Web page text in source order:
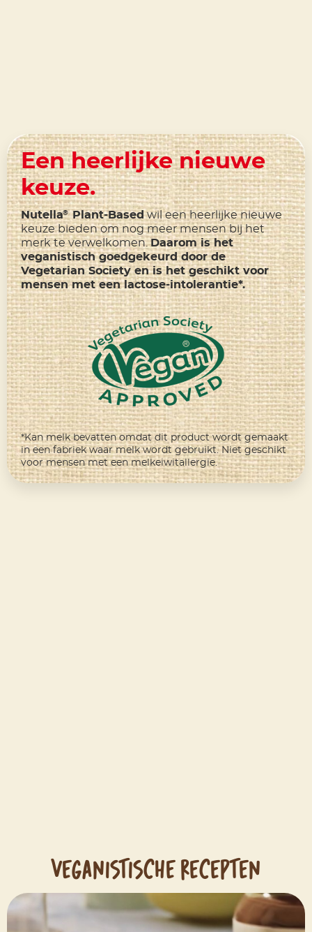
Een heerlijke nieuwe
keuze.
Nutella®Plant-Basedwil een heerlijke nieuwe
keuze bieden om nog meer mensen bij het
merk te verwelkomen.Daarom is het
veganistisch goedgekeurd door de
Vegetarian Society en is het geschikt voor
mensen met een lactose-intolerantie*.
*Kan melk bevatten omdat dit product wordt gemaakt
in een fabriek waar melk wordt gebruikt. Niet geschikt
voor mensen met een melkeiwitallergie.
VEGANISTISCHE RECEPTEN